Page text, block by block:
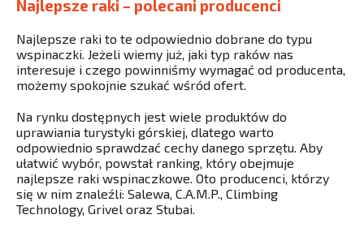
Najlepsze raki – polecani producenci
Najlepsze raki to te odpowiednio dobrane do typu
wspinaczki. Jeżeli wiemy już, jaki typ raków nas
interesuje i czego powinniśmy wymagać od producenta,
możemy spokojnie szukać wśród ofert.
Na rynku dostępnych jest wiele produktów do
uprawiania turystyki górskiej, dlatego warto
odpowiednio sprawdzać cechy danego sprzętu. Aby
ułatwić wybór, powstał ranking, który obejmuje
najlepsze raki wspinaczkowe. Oto producenci, którzy
się w nim znaleźli: Salewa, C.A.M.P., Climbing
Technology, Grivel oraz Stubai.